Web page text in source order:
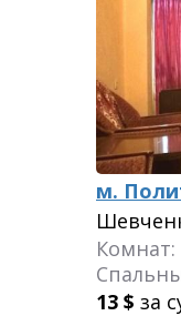
м.
Комнат:
13 $ за